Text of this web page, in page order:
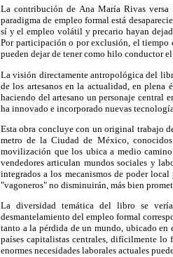
La contribución de Ana María Rivas
paradigma de empleo formal está
sí y el empleo volátil y precario hayan
Por participación o por exclusión, el tiempo
pueden dejar de tener como hilo conductor
La visión directamente antropológica del
de los artesanos en la actualidad, en
haciendo del artesano un personaje central
ha innovado e incorporado nuevas
Esta obra concluye con un original trabajo
metro de la Ciudad de México,
movilización que los ubica a medio
vendedores articulan mundos sociales y
integrados a los mecanismos de poder
"vagoneros" no disminuirán, más bien
La diversidad temática del libro se
desmantelamiento del empleo formal
tanto a la pérdida de un mundo, ubicado en
países capitalistas centrales, difícilmente lo
enormes necesidades laborales actuales